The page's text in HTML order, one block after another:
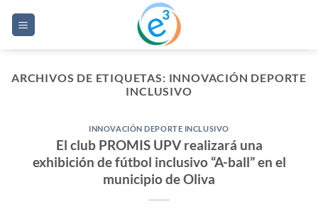
ARCHIVOS DE ETIQUETAS: INNOVACIÓN DEPORTE
INCLUSIVO
INNOVACIÓN DEPORTE INCLUSIVO
El club PROMIS UPV realizará una
exhibición de fútbol inclusivo “A-ball” en el
municipio de Oliva